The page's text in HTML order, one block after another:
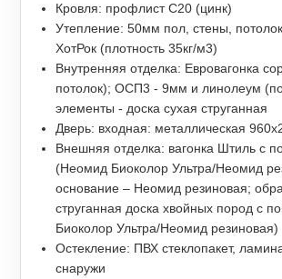
Кровля: профлист С20 (цинк)
Утепление: 50мм пол, стены,
ХотРок (плотность 35кг/м3)
Внутренняя отделка: Евровагонка
потолок); ОСП3 - 9мм и линолеум
элементы - доска сухая струганная
Дверь: входная: металлическая
Внешняя отделка: вагонка Штиль с
(Неомид Биоколор Ультра/Неомид
основание – Неомид резиновая;
струганная доска хвойных пород с
Биоколор Ультра/Неомид резиновая)
Остекление: ПВХ стеклопакет,
снаружи